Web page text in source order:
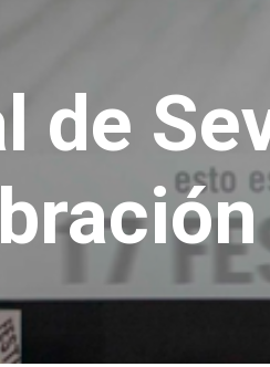
de